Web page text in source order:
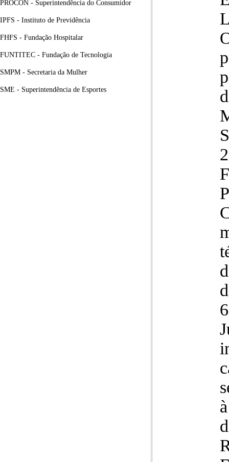
PROCON - Superintendência do Consumidor
IPFS - Instituto de Previdência
FHFS - Fundação Hospitalar
FUNTITEC - Fundação de Tecnologia
SMPM - Secretaria da Mulher
SME - Superintendência de Esportes